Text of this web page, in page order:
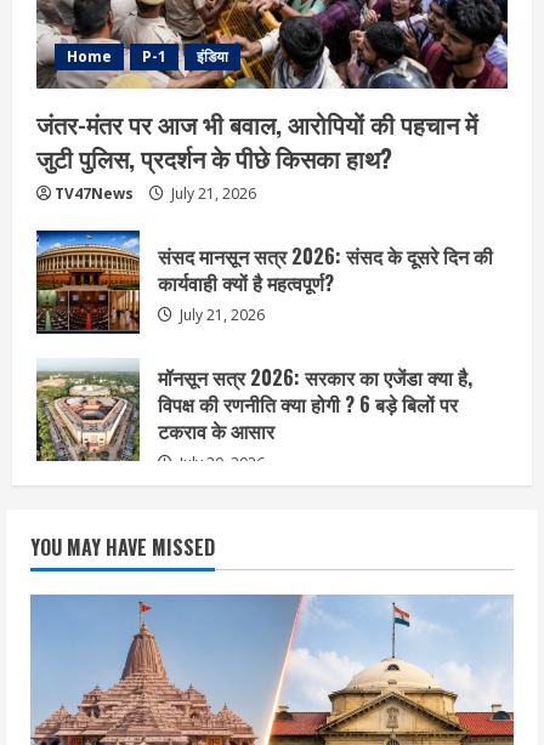
Home P-1 इंडिया
जंतर-मंतर पर आज भी बवाल, आरोपियों की पहचान में
जुटी पुलिस, प्रदर्शन के पीछे किसका हाथ?
TV47News July 21, 2026
संसद मानसून सत्र 2026: संसद के दूसरे दिन की
कार्यवाही क्यों है महत्वपूर्ण?
July 21, 2026
मॉनसून सत्र 2026: सरकार का एजेंडा क्या है,
विपक्ष की रणनीति क्या होगी ? 6 बड़े बिलों पर
टकराव के आसार
July 20, 2026
YOU MAY HAVE MISSED